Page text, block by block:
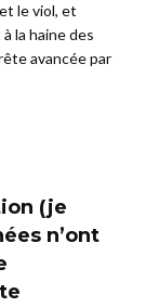
le viol, et
la haine des
avancée par
(je
n’ont